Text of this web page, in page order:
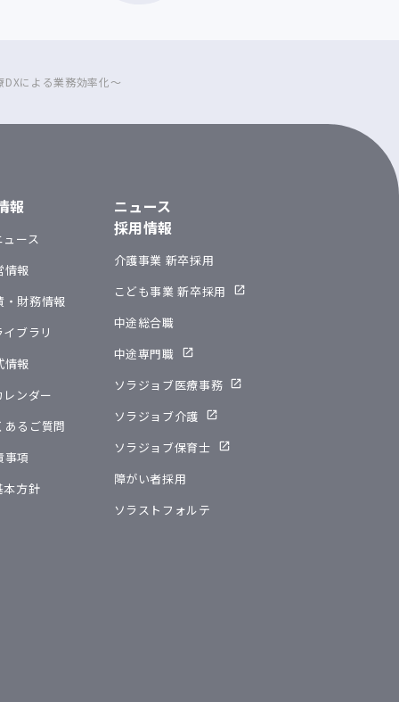
による業務効率化～
報
ュース
情報
・財務情報
イブラリ
情報
レンダー
あるご質問
事項
本方針
ニュース
採用情報
介護事業 新卒採用
こども事業 新卒採用
中途総合職
中途専門職
ソラジョブ医療事務
ソラジョブ介護
ソラジョブ保育士
障がい者採用
ソラストフォルテ